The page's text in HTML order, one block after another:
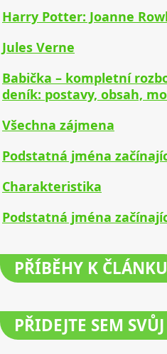
Harry Potter: Joanne
Jules Verne
Babička – kompletní
deník: postavy, obsah,
Všechna zájmena
Podstatná jména
Charakteristika
Podstatná jména
PŘÍBĚHY K ČLÁNKU
PŘIDEJTE SEM